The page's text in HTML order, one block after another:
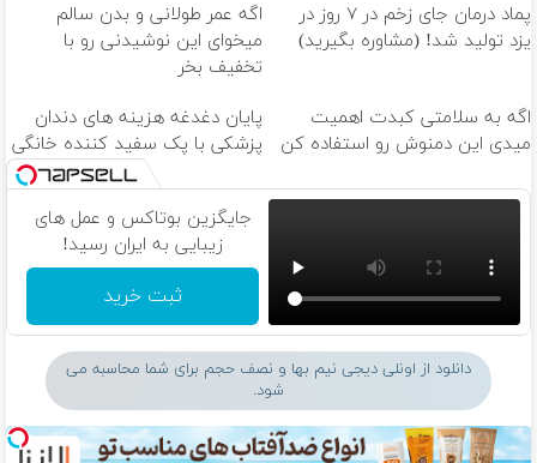
پماد درمان جای زخم در ۷ روز در
یزد تولید شد! (مشاوره بگیرید)
اگه عمر طولانی و بدن سالم
میخوای این نوشیدنی رو با
تخفیف بخر
اگه به سلامتی کبدت اهمیت
میدی این دمنوش رو استفاده کن
پایان دغدغه هزینه های دندان
پزشکی با پک سفید کننده خانگی
جایگزین بوتاکس و عمل های
زیبایی به ایران رسید!
ثبت خرید
دانلود از اونلی دیجی نیم بها و نصف حجم برای شما محاسبه می
شود.